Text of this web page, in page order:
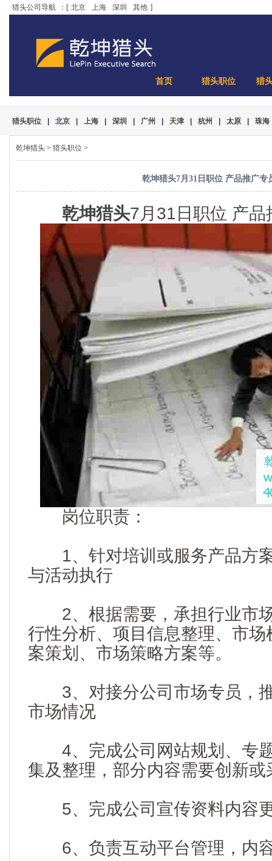
猎头公司导航 ：[ 北京 上海 深圳 其他 ]
首页 猎头职位 猎
猎头职位 北京 上海 深圳 广州 天津 杭州 太原 珠海
乾坤猎头 > 猎头职位 >
乾坤猎头7月31日职位 产品推广专
乾坤猎头7月31日职位 产
岗位职责：
1、针对培训或服务产品方
与活动执行
2、根据需要，承担行业市
行性分析、项目信息整理、市
案策划、市场策略方案等。
3、对接分公司市场专员，
市场情况
4、完成公司网站规划、专
集及整理，部分内容需要创新或
5、完成公司宣传资料内容
6、负责互动平台管理，内